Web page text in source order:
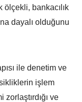
bankacılık
dayalı olduğunu
ile denetim ve
işlem
zorlaştırdığı ve